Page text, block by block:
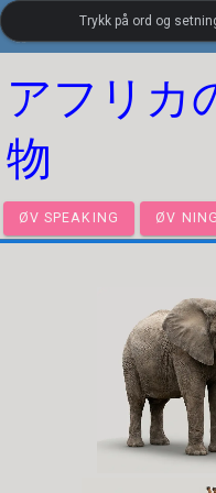
LanguageGuide.org
アフリカ
物
ØV SPEAKING ØV
Trykk på ord og